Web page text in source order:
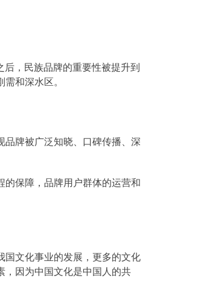
，民族品牌的重要性被提升到
和深水区。
牌被广泛知晓、口碑传播、深
保障，品牌用户群体的运营和
国文化事业的发展，更多的文化
，因为中国文化是中国人的共